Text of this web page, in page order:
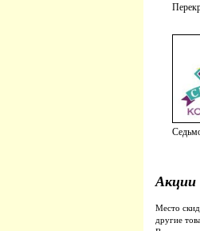
Акции
Место
другие